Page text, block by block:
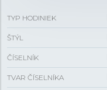
TYP HODINIEK
ŠTÝL
ČÍSELNÍK
TVAR ČÍSELNÍKA